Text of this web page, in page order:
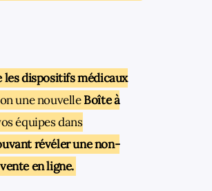
dispositifs médicaux
une nouvelleBoîte à
équipes dans
révéler une non-
en ligne.